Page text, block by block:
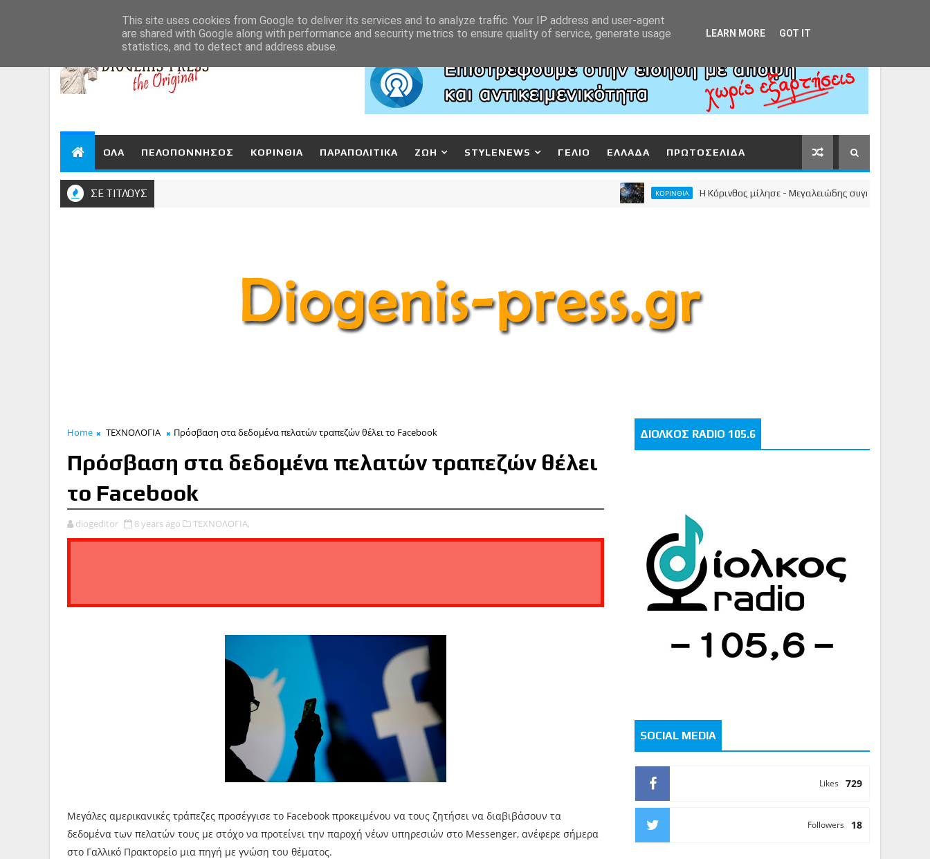
ΟΛΑ ΠΕΛΟΠΟΝΝΗΣΟΣ ΚΟΡΙΝΘΙΑ ΠΑΡΑΠΟΛΙΤΙΚΑ ΖΩΗ STYLENEWS ΓΕΛΙΟ ΕΛΛΑΔΑ ΠΡΩΤΟΣΕΛΙΔΑ
ΣΕ ΤΙΤΛΟΥΣ ΚΟΡΙΝΘΙΑ Η Κόρινθος μίλησε - Μεγαλειώδης συγκέντρωση του Νίκου
Home ΤΕΧΝΟΛΟΓΙΑ Πρόσβαση στα δεδομένα πελατών τραπεζών θέλει το Facebook
Πρόσβαση στα δεδομένα πελατών τραπεζών θέλει
το Facebook
diogeditor 8 years ago ΤΕΧΝΟΛΟΓΙΑ,
Μεγάλες αμερικανικές τράπεζες προσέγγισε το Facebook προκειμένου να τους ζητήσει να διαβιβάσουν τα
δεδομένα των πελατών τους με στόχο να προτείνει την παροχή νέων υπηρεσιών στο Messenger, ανέφερε σήμερα
στο Γαλλικό Πρακτορείο μια πηγή με γνώση του θέματος.
ΔΙΟΛΚΟΣ RADIO 105.6
SOCIAL MEDIA
729
Likes
18
Followers
This site uses cookies from Google to deliver its services and to analyze traffic. Your IP address and user-agent
are shared with Google along with performance and security metrics to ensure quality of service, generate usage
statistics, and to detect and address abuse.
LEARN MORE GOT IT